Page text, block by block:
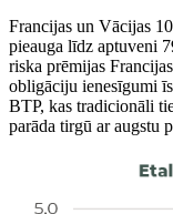
Francijas un Vācijas
pieauga līdz aptuveni
riska prēmijas
obligāciju ienesīgumi
BTP, kas tradicionāli
parāda tirgū ar augstu